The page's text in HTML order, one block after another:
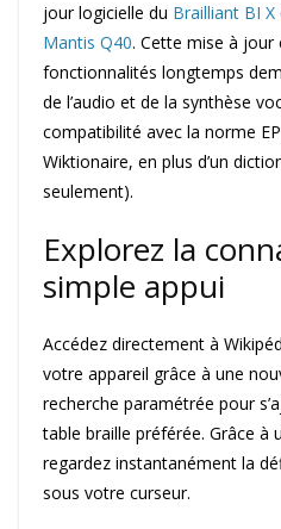
jour logicielle du Brailliant BI X
Mantis Q40. Cette mise à jour
fonctionnalités longtemps
de l’audio et de la synthèse
compatibilité avec la norme
Wiktionaire, en plus d’un
seulement).
Explorez la
simple appui
Accédez directement à
votre appareil grâce à une
recherche paramétrée pour
table braille préférée. Grâce à
regardez instantanément la
sous votre curseur.